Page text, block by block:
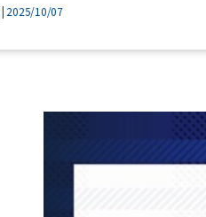
| 2025/10/07